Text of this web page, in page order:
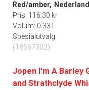
Red/amber, Nederland
Pris: 116.30 kr
Volum: 0.33 l
Spesialutvalg
(18567302)
Jopen I'm A Barley
and Strathclyde